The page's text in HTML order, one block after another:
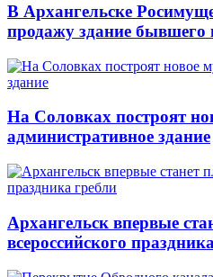
В Архангельске
продажу здание бывшего
На Соловках построят
административное здание
Архангельск впервые
всероссийского